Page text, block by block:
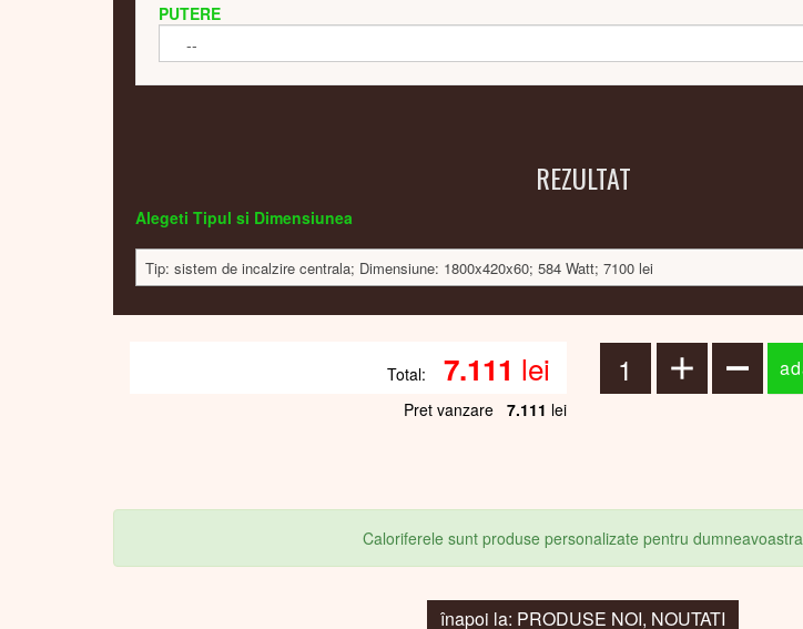
PUTERE
REZULTAT
Alegeti Tipul si Dimensiunea
Tip: sistem de incalzire centrala; Dimensiune: 1800x420x60; 584 Watt; 7100 lei
Total: 7.111 lei
Pret vanzare 7.111 lei
Caloriferele sunt produse personalizate pentru dumneavoastra
înapoi la: PRODUSE NOI, NOUTATI